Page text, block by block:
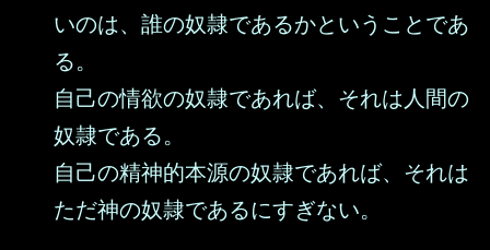
いのは、誰の奴隷であるかということであ
る。
自己の情欲の奴隷であれば、それは人間の
奴隷である。
自己の精神的本源の奴隷であれば、それは
ただ神の奴隷であるにすぎない。